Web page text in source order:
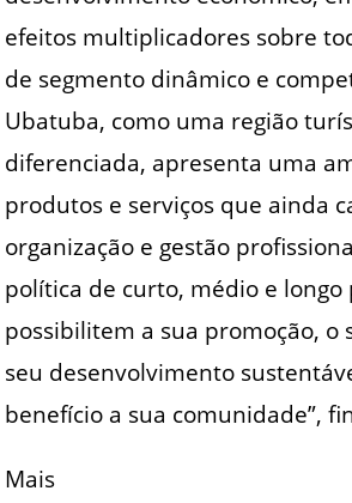
efeitos multiplicadores sobre
de segmento dinâmico e
Ubatuba, como uma região
diferenciada, apresenta uma
produtos e serviços que ainda
organização e gestão
política de curto, médio e longo
possibilitem a sua promoção, o
seu desenvolvimento
benefício a sua comunidade”,
Mais